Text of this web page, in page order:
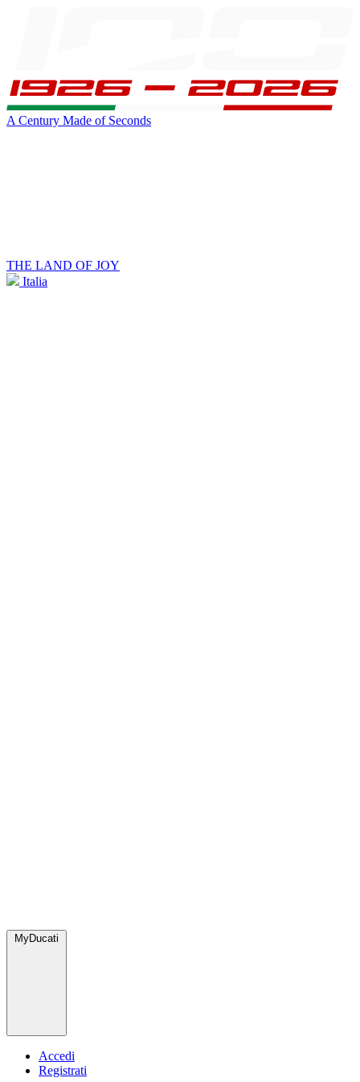
A Century Made of Seconds
THE LAND OF JOY
Italia
MyDucati
Accedi
Registrati